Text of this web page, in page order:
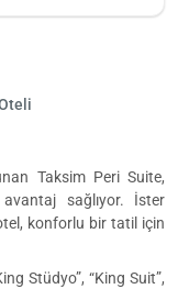
Taksim Peri Suite,
sağlıyor. İster
konforlu bir tatil için
Stüdyo”, “King Suit”,